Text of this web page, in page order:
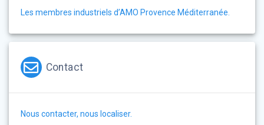
Les membres industriels d’AMO Provence Méditerranée.
Contact
Nous contacter, nous localiser.